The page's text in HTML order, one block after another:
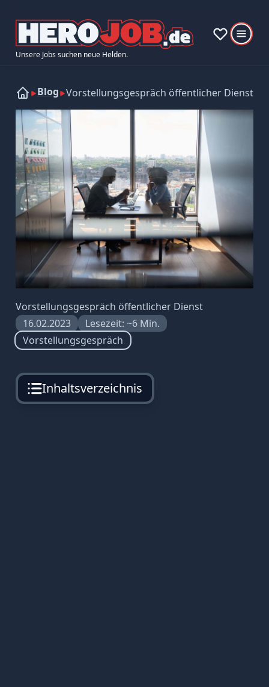
Unsere Jobs suchen neue Helden.
Blog Vorstellungsgespräch öffentlicher Dienst
Vorstellungsgespräch öffentlicher Dienst
16.02.2023
Lesezeit: ~6 Min.
Vorstellungsgespräch
Inhaltsverzeichnis